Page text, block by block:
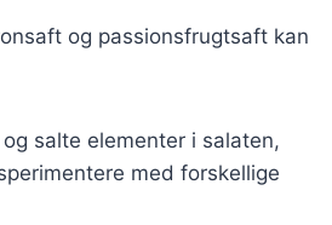
og passionsfrugtsaft kan
salte elementer i salaten,
med forskellige